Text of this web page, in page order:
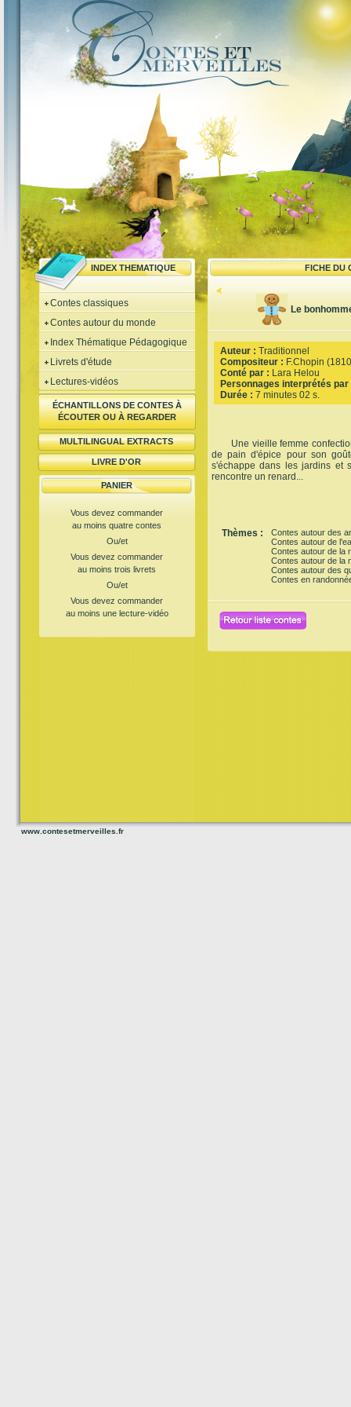
INDEX THEMATIQUE FICHE DU
Contes classiques
Contes autour du monde
Index Thématique Pédagogique
Livrets d'étude
Lectures-vidéos
ÉCHANTILLONS DE CONTES À
ÉCOUTER OU À REGARDER
MULTILINGUAL EXTRACTS
LIVRE D'OR
PANIER
Vous devez commander
au moins quatre contes
Ou/et
Vous devez commander
au moins trois livrets
Ou/et
Vous devez commander
au moins une lecture-vidéo
Le
Auteur : Traditionnel
Compositeur : F.Chopin
Conté par : Lara Helou
Personnages interprétés par
Durée : 7 minutes 02 s.
Une vieille femme
de pain d'épice pour son
s'échappe dans les jardins et
rencontre un renard...
Thèmes :
Contes autour des
Contes autour de
Contes autour de la
Contes autour de la
Contes autour des
Contes en
www.contesetmerveilles.fr